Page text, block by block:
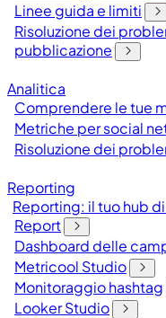
Linee guida e limiti
Risoluzione dei
pubblicazione
Analitica
Comprendere le tue
Metriche per social
Risoluzione dei
Reporting
Reporting: il tuo hub
Report
Dashboard delle
Metricool Studio
Monitoraggio hashtag
Looker Studio